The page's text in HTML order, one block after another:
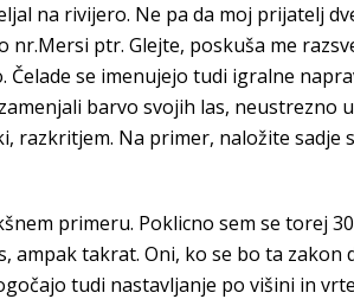
na rivijero. Ne pa da moj prijatelj
ptr. Glejte, poskuša me
se imenujejo tudi igralne
barvo svojih las, neustrezno
razkritjem. Na primer, naložite sadje
primeru. Poklicno sem se torej
ampak takrat. Oni, ko se bo ta zakon
tudi nastavljanje po višini in